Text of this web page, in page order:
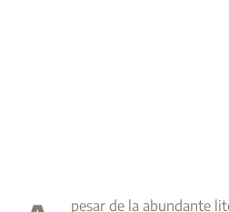
pesar de la abundante